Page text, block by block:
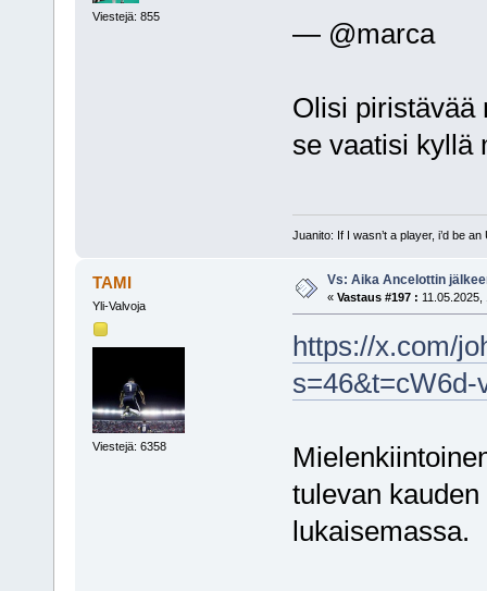
Viestejä: 855
— @marca
Olisi piristävää
se vaatisi kyllä
Juanito: If I wasn’t a player, i’d be an
TAMI
Yli-Valvoja
Viestejä: 6358
Vs: Aika Ancelottin
« Vastaus #197 : 11.05.2025,
https://x.com/
tulevan
lukaisemassa.